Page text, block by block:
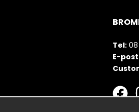
Tel:
E-